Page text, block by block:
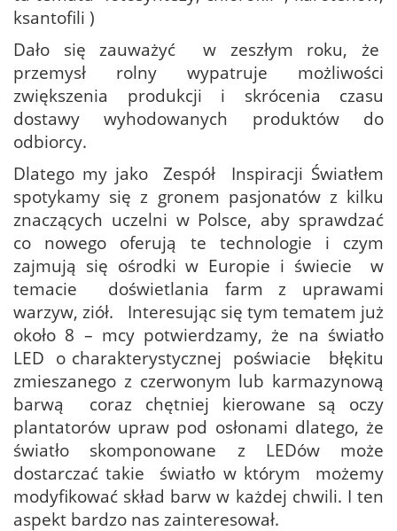
ksantofili )
Dało się zauważyć w zeszłym roku, że
przemysł rolny wypatruje możliwości
zwiększenia produkcji i skrócenia czasu
dostawy wyhodowanych produktów do
odbiorcy.
Dlatego my jako Zespół Inspiracji Światłem
spotykamy się z gronem pasjonatów z kilku
znaczących uczelni w Polsce, aby sprawdzać
co nowego oferują te technologie i czym
zajmują się ośrodki w Europie i świecie w
temacie doświetlania farm z uprawami
warzyw, ziół. Interesując się tym tematem już
około 8 – mcy potwierdzamy, że na światło
LED o charakterystycznej poświacie błękitu
zmieszanego z czerwonym lub karmazynową
barwą coraz chętniej kierowane są oczy
plantatorów upraw pod osłonami dlatego, że
światło skomponowane z LEDów może
dostarczać takie światło w którym możemy
modyfikować skład barw w każdej chwili. I ten
aspekt bardzo nas zainteresował.